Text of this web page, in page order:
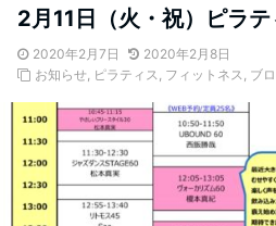
2月11日（火・祝）ピラ
2020年2月7日
2020年2月8日
お知らせ, ピラティス, フィットネス, ブ